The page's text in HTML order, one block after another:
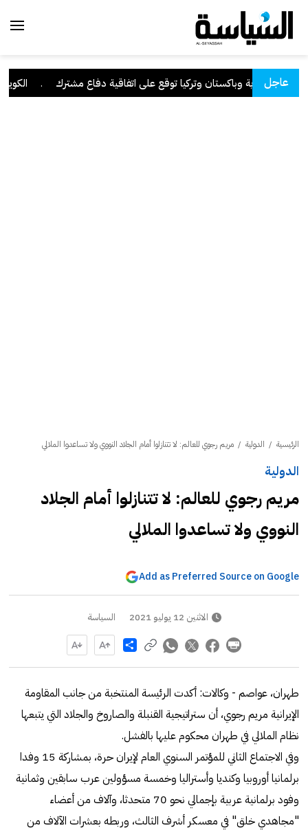
عاجل
السعودية وباكستان وتركيا توقع على اتفاقية دفاع مشترك . الكويت
الرئيسية / الدولية / مريم رجوي للعالم: لا تتنازلوا أمام الجلاد النووي ولا تساعدوا الملالي
الدولية
مريم رجوي للعالم: لا تتنازلوا أمام الجلاد
النووي ولا تساعدوا الملالي
Add as Preferred Source on Google
الاثنين 12 يوليو 2021 السياسة
Share
طهران، عواصم - وكالات: أكدت الرئيسة المنتخبة من جانب المقاومة
الإيرانية مريم رجوي، أن ستراتيجية القنبلة والصاروخ والجلاد التي يتبعها
نظام الملالي في طهران محكوم عليها بالفشل.
وفي الاجتماع الثاني للمؤتمر السنوي العام لإيران حرة، بمشاركة 15 وفدا
برلمانيا أوروبيا وكنديا وأستراليا وخمسة مسؤولين عرب سابقين وثمانية
وفود برلمانية عربية بإجمالي نحو 70 متحدثا، وآلاف من أعضاء
"مجاهدي خلق" في معسكر أشرف الثالث، وربطه بعشرات الآلاف من